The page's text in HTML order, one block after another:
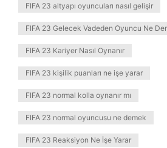
FIFA 23 altyapı oyuncuları nasıl gelişir
FIFA 23 Gelecek Vadeden Oyuncu Ne
FIFA 23 Kariyer Nasıl Oynanır
FIFA 23 kişilik puanları ne işe yarar
FIFA 23 normal kolla oynanır mı
FIFA 23 normal oyuncusu ne demek
FIFA 23 Reaksiyon Ne İşe Yarar